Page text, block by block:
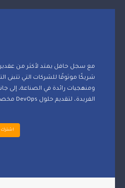
شريكًا موثوقًا للشركات التي تتبنى
ومنهجيات رائدة في الصناعة، إلى
الفريدة، لتقديم حلول DevOps مخصصة تحقق نتائج ملموسة.
اشترك